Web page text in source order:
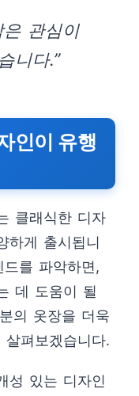
은 관심이
니다.”
인이 유행
클래식한 디자
하게 출시됩니
를 파악하면,
데 도움이 될
의 옷장을 더욱
펴보겠습니다.
성 있는 디자인